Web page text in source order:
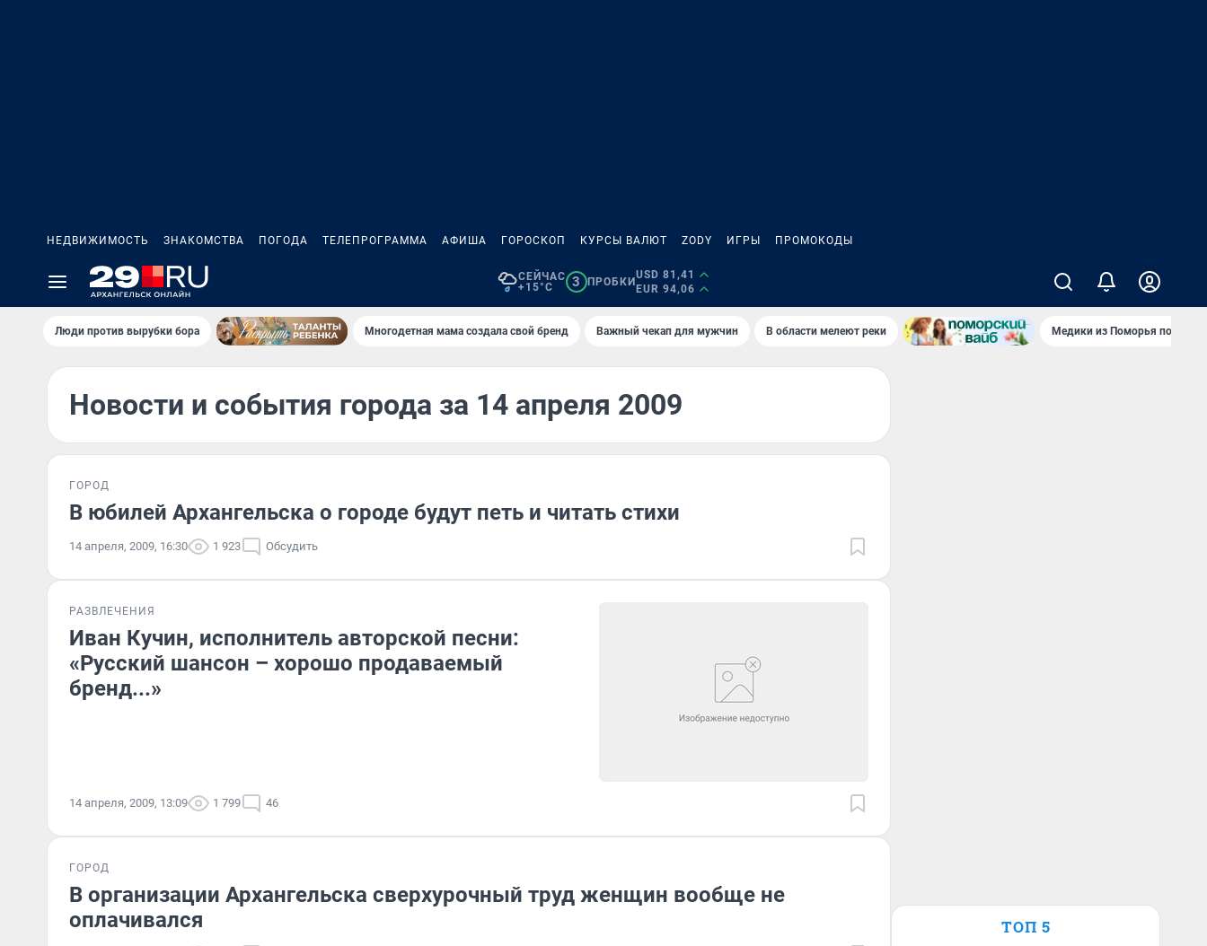
НЕДВИЖИМОСТЬ ЗНАКОМСТВА ПОГОДА ТЕЛЕПРОГРАММА АФИША ГОРОСКОП КУРСЫ ВАЛЮТ ZODY ИГРЫ ПРОМОКОДЫ
СЕЙЧАС
+15°C
3 ПРОБКИ
USD 81,41
EUR 94,06
Люди против вырубки бора Многодетная мама создала свой бренд Важный чекап для мужчин В области мелеют реки Медики из Поморья поехали
Новости и события города за 14 апреля 2009
ГОРОД
В юбилей Архангельска о городе будут петь и читать стихи
14 апреля, 2009, 16:30 1 923 Обсудить
РАЗВЛЕЧЕНИЯ
Иван Кучин, исполнитель авторской песни:
«Русский шансон – хорошо продаваемый
бренд...»
14 апреля, 2009, 13:09 1 799 46
ГОРОД
В организации Архангельска сверхурочный труд женщин вообще не
оплачивался
ТОП 5